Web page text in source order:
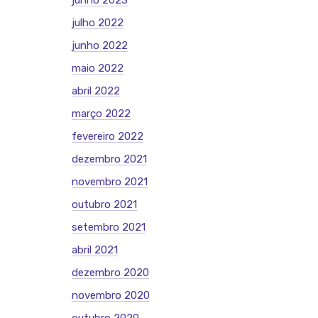
julho 2022
junho 2022
maio 2022
abril 2022
março 2022
fevereiro 2022
dezembro 2021
novembro 2021
outubro 2021
setembro 2021
abril 2021
dezembro 2020
novembro 2020